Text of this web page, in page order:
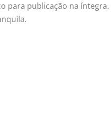
para publicação na